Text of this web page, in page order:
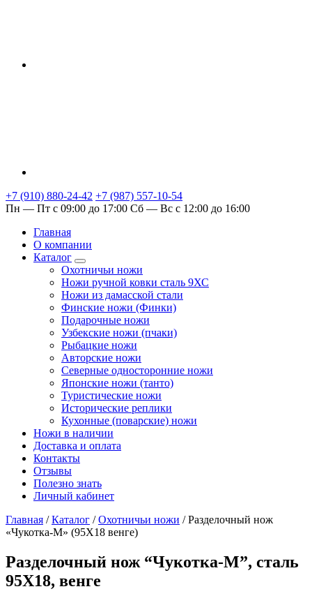
+7 (910) 880-24-42 +7 (987) 557-10-54
Пн — Пт с 09:00 до 17:00 Сб — Вс с 12:00 до 16:00
Главная
О компании
Каталог
Охотничьи ножи
Ножи ручной ковки сталь 9ХС
Ножи из дамасской стали
Финские ножи (Финки)
Подарочные ножи
Узбекские ножи (пчаки)
Рыбацкие ножи
Авторские ножи
Северные односторонние ножи
Японские ножи (танто)
Туристические ножи
Исторические реплики
Кухонные (поварские) ножи
Ножи в наличии
Доставка и оплата
Контакты
Отзывы
Полезно знать
Личный кабинет
Главная /Каталог /Охотничьи ножи /Разделочный нож
«Чукотка-М» (95Х18 венге)
Разделочный нож “Чукотка-М”, сталь
95Х18, венге